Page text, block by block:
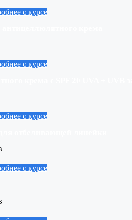
о курсе
о курсе
о курсе
о курсе